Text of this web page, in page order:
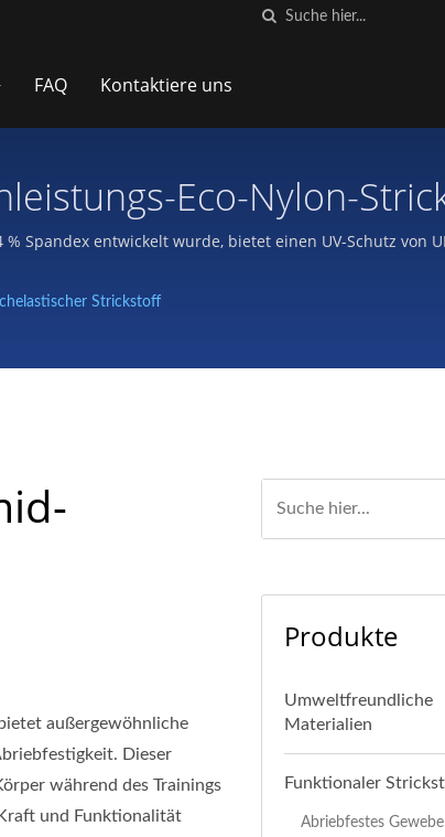
FAQ Kontaktiere uns
Eco-Nylon-
Spandex entwickelt wurde, bietet einen UV-Schutz von
Kompressionskleidung, Leggings und Yogahosen
Strickstoff
außergewöhnliche
Dieser
während des Trainings
und Funktionalität
Produkte
Umweltfreundliche
Materialien
Funktionaler
Abriebfestes Gewebe